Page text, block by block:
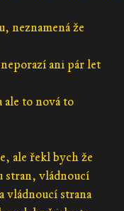
neznamená že
ani pár let
ale to nová to
ale řekl bych že
stran, vládnoucí
vládnoucí strana